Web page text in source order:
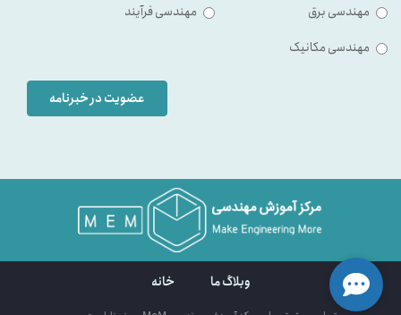
مهندسی برق
مهندسی فرآیند
مهندسی مکانیک
عضویت در خبرنامه
وبلاگ ما خانه